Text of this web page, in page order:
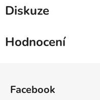
Diskuze
Hodnocení
Facebook